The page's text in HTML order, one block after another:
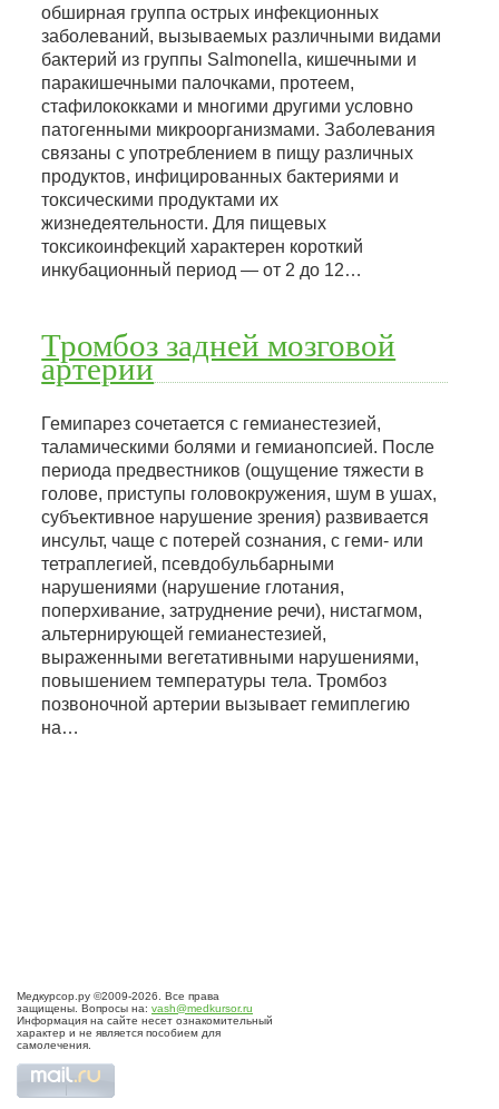
обширная группа острых инфекционных
заболеваний, вызываемых различными видами
бактерий из группы Salmonella, кишечными и
паракишечными палочками, протеем,
стафилококками и многими другими условно
патогенными микроорганизмами. Заболевания
связаны с употреблением в пищу различных
продуктов, инфицированных бактериями и
токсическими продуктами их
жизнедеятельности. Для пищевых
токсикоинфекций характерен короткий
инкубационный период — от 2 до 12…
Тромбоз задней мозговой
артерии
Гемипарез сочетается с гемианестезией,
таламическими болями и гемианопсией. После
периода предвестников (ощущение тяжести в
голове, приступы головокружения, шум в ушах,
субъективное нарушение зрения) развивается
инсульт, чаще с потерей сознания, с геми- или
тетраплегией, псевдобульбарными
нарушениями (нарушение глотания,
поперхивание, затруднение речи), нистагмом,
альтернирующей гемианестезией,
выраженными вегетативными нарушениями,
повышением температуры тела. Тромбоз
позвоночной артерии вызывает гемиплегию
на…
Медкурсор.ру ©2009-2026. Все права
защищены. Вопросы на: vash@medkursor.ru
Информация на сайте несет ознакомительный
характер и не является пособием для
самолечения.